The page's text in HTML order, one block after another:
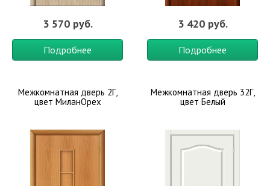
3 570 руб.
Подробнее
3 420 руб.
Подробнее
Межкомнатная дверь 2Г,
цвет МиланОрех
Межкомнатная дверь 32Г,
цвет Белый